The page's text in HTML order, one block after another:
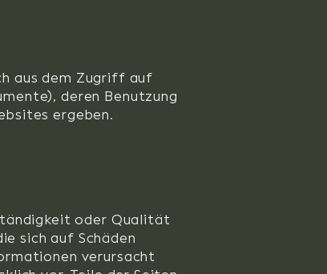
aus dem Zugriff auf
deren Benutzung
ergeben.
oder Qualität
sich auf Schäden
verursacht